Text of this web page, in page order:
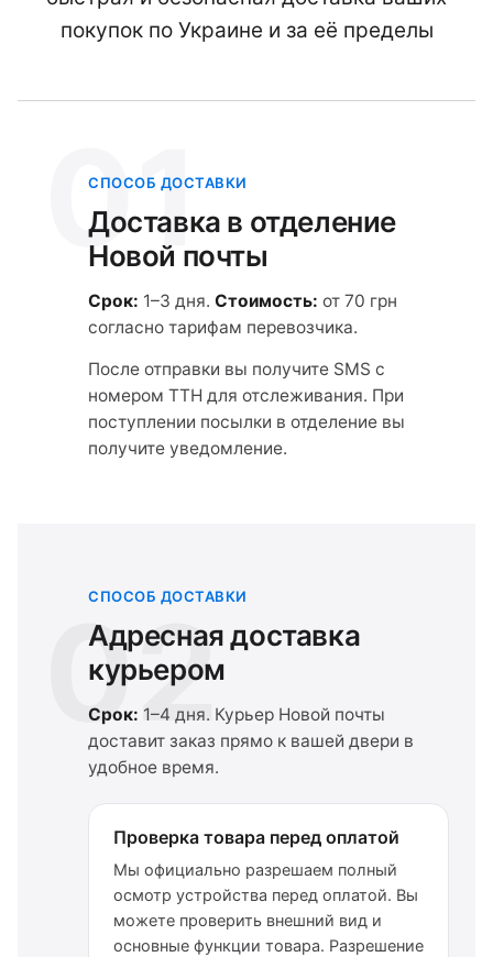
покупок по Украине и за её пределы
01
СПОСОБ ДОСТАВКИ
Доставка в отделение
Новой почты
Срок: 1–3 дня. Стоимость: от 70 грн
согласно тарифам перевозчика.
После отправки вы получите SMS с
номером ТТН для отслеживания. При
поступлении посылки в отделение вы
получите уведомление.
02
СПОСОБ ДОСТАВКИ
Адресная доставка
курьером
Срок: 1–4 дня. Курьер Новой почты
доставит заказ прямо к вашей двери в
удобное время.
Проверка товара перед оплатой
Мы официально разрешаем полный
осмотр устройства перед оплатой. Вы
можете проверить внешний вид и
основные функции товара. Разрешение